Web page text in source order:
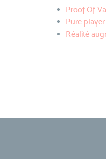
Proof Of
Pure player
Réalité